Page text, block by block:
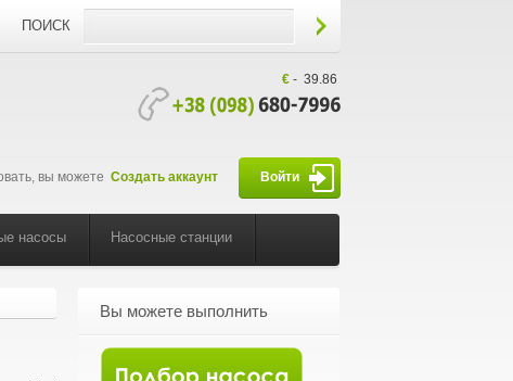
ПОИСК
€- 39.86
вы можете Создать аккаунт Войти
насосы Насосные станции
Вы можете выполнить